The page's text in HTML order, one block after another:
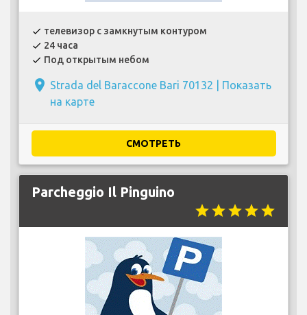
check телевизор с замкнутым контуром
check 24 часа
check Под открытым небом
place Strada del Baraccone Bari 70132 | Показать
на карте
СМОТРЕТЬ
Parcheggio Il Pinguino
starstarstarstarstar